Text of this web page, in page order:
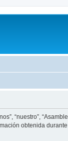
“nuestro”,
obtenida